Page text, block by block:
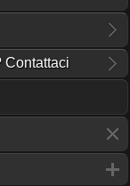
Contattaci